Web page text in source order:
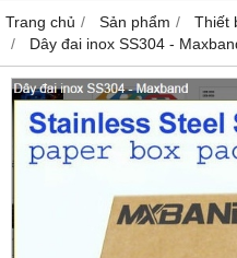
Trang chủ Sản phẩm
Thiết
Dây đai inox SS304 -